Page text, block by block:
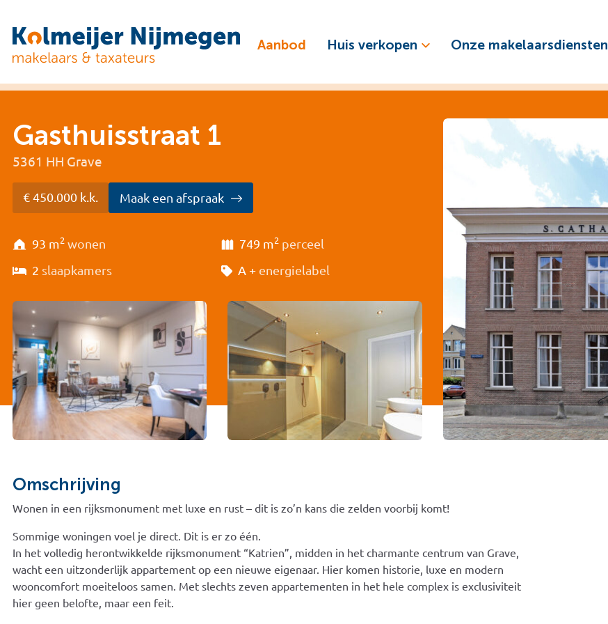
Aanbod Huis verkopen Onze makelaarsdiensten
Gasthuisstraat 1
5361 HH Grave
€ 450.000 k.k. Maak een afspraak
93 m2 wonen 749 m2 perceel
2 slaapkamers A + energielabel
Omschrijving
Wonen in een rijksmonument met luxe en rust – dit is zo’n kans die zelden voorbij komt!
Sommige woningen voel je direct. Dit is er zo één.
In het volledig herontwikkelde rijksmonument “Katrien”, midden in het charmante centrum van Grave,
wacht een uitzonderlijk appartement op een nieuwe eigenaar. Hier komen historie, luxe en modern
wooncomfort moeiteloos samen. Met slechts zeven appartementen in het hele complex is exclusiviteit
hier geen belofte, maar een feit.